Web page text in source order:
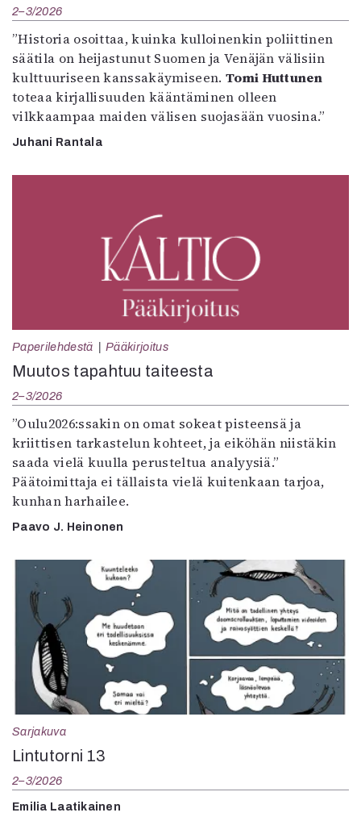
2–3/2026
”Historia osoittaa, kuinka kulloinenkin poliittinen
säätila on heijastunut Suomen ja Venäjän välisiin
kulttuuriseen kanssakäymiseen. Tomi Huttunen
toteaa kirjallisuuden kääntäminen olleen
vilkkaampaa maiden välisen suojasään vuosina.”
Juhani Rantala
Paperilehdestä Pääkirjoitus
Muutos tapahtuu taiteesta
2–3/2026
”Oulu2026:ssakin on omat sokeat pisteensä ja
kriittisen tarkastelun kohteet, ja eiköhän niistäkin
saada vielä kuulla perusteltua analyysiä.”
Päätoimittaja ei tällaista vielä kuitenkaan tarjoa,
kunhan harhailee.
Paavo J. Heinonen
Sarjakuva
Lintutorni 13
2–3/2026
Emilia Laatikainen